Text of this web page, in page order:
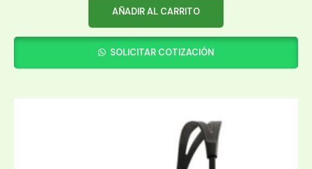
AÑADIR AL CARRITO
SOLICITAR COTIZACIÓN